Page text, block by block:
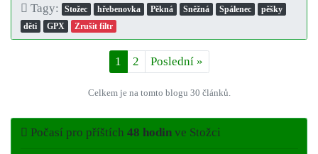
Tagy: Stožec hřebenovka Pěkná Sněžná Spálenec
pěšky
děti
GPX Zrušit filtr
1 2 Poslední »
Celkem je na tomto blogu 30 článků.
Počasí pro příštích 48 hodinve Stožci